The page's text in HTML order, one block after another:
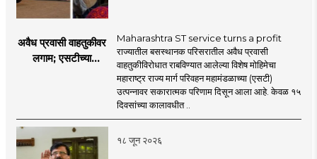
अवैध प्रवासी वाहतुकीवर
लगाम; एसटीच्या
Maharashtra ST service turns a profit
राज्यातील बसस्थानक परिसरातील अवैध प्रवासी
वाहतुकीविरोधात राबविण्यात आलेल्या विशेष मोहिमेचा
महाराष्ट्र राज्य मार्ग परिवहन महामंडळाच्या (एसटी)
उत्पन्नावर सकारात्मक परिणाम दिसून आला आहे. केवळ १५
दिवसांच्या कालावधीत ..
१८ जून २०२६